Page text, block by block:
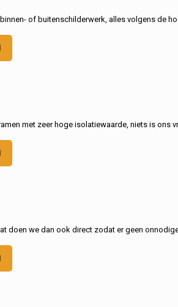
of buitenschilderwerk, alles volgens de
met zeer hoge isolatiewaarde, niets is ons
doen we dan ook direct zodat er geen